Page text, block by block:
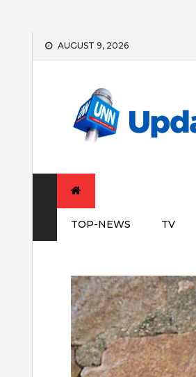
AUGUST 9, 2026
TOP-NEWS TV